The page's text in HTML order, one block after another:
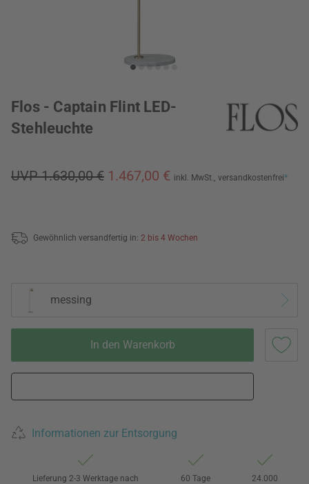
Flos - Captain Flint LED-
Stehleuchte
UVP 1.630,00 € 1.467,00 € inkl. MwSt., versandkostenfrei*
Gewöhnlich versandfertig in: 2 bis 4 Wochen
messing
In den Warenkorb
Informationen zur Entsorgung
Lieferung 2-3 Werktage nach
60 Tage
24.000